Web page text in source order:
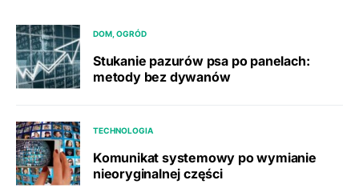
DOM, OGRÓD
Stukanie pazurów psa po panelach:
metody bez dywanów
TECHNOLOGIA
Komunikat systemowy po wymianie
nieoryginalnej części